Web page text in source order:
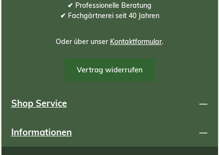
✔ Professionelle Beratung
✔ Fachgärtnerei seit 40 Jahren
Oder über unser Kontaktformular.
Vertrag widerrufen
Shop Service
Informationen